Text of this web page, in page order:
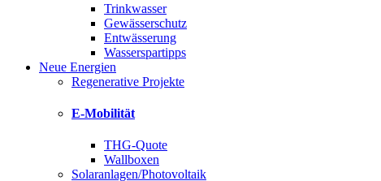
Trinkwasser
Gewässerschutz
Entwässerung
Wasserspartipps
Neue Energien
Regenerative Projekte
E-Mobilität
THG-Quote
Wallboxen
Solaranlagen/Photovoltaik